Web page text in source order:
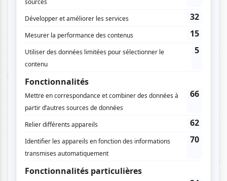
Peu importe les attentes de chacun ce vendredi 11
octobre, jamais on n'aurait pu imaginer passer une telle
soirée! Deux heures de rire sans pause. Deux heures à
découvrir le monde tel que vu par GuiHome. Deux heures à
l’écouter sans se lasser. Et on aurait volontiers passé plus
de temps avec lui si ce n’avait été de la fatigue qui suit le
spectacle, fatigue positive résultant de la grande
générosité de l'artiste sur scène. Pas surprenant que la
salle était comble ce soir.
Une première partie enlevante offerte par
Rolly Assal